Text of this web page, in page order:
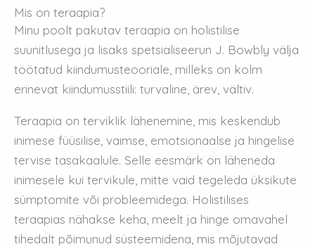
Mis on teraapia?
Minu poolt pakutav teraapia on holistilise
suunitlusega ja lisaks spetsialiseerun J. Bowbly välja
töötatud kiindumusteooriale, milleks on kolm
erinevat kiindumusstiili: turvaline, ärev, vältiv.
Teraapia on terviklik lähenemine, mis keskendub
inimese füüsilise, vaimse, emotsionaalse ja hingelise
tervise tasakaalule. Selle eesmärk on läheneda
inimesele kui tervikule, mitte vaid tegeleda üksikute
sümptomite või probleemidega. Holistilises
teraapias nähakse keha, meelt ja hinge omavahel
tihedalt põimunud süsteemidena, mis mõjutavad